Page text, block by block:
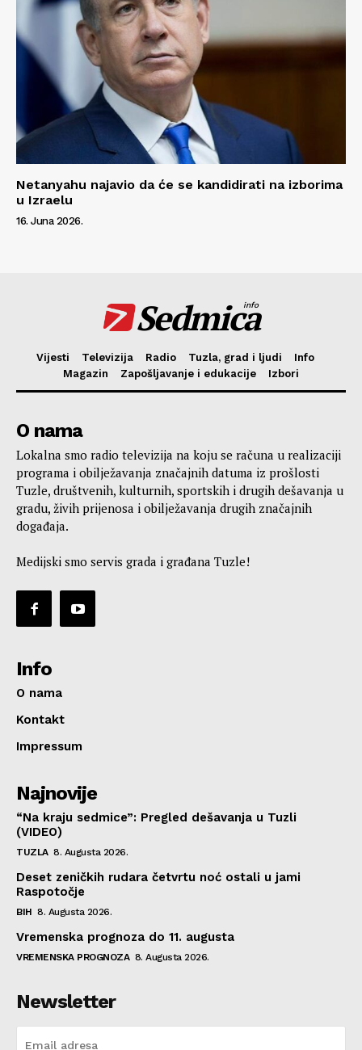
Netanyahu najavio da će se kandidirati na izborima
u Izraelu
16. Juna 2026.
Sedmica
info
Vijesti Televizija Radio Tuzla, grad i ljudi
Info
Magazin
Zapošljavanje i edukacije Izbori
O nama
Lokalna smo radio televizija na koju se računa u realizaciji
programa i obilježavanja značajnih datuma iz prošlosti
Tuzle, društvenih, kulturnih, sportskih i drugih dešavanja u
gradu, živih prijenosa i obilježavanja drugih značajnih
događaja.
Medijski smo servis grada i građana Tuzle!
Info
O nama
Kontakt
Impressum
Najnovije
“Na kraju sedmice”: Pregled dešavanja u Tuzli
(VIDEO)
TUZLA 8. Augusta 2026.
Deset zeničkih rudara četvrtu noć ostali u jami
Raspotočje
BIH 8. Augusta 2026.
Vremenska prognoza do 11. augusta
VREMENSKA PROGNOZA 8. Augusta 2026.
Newsletter